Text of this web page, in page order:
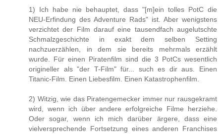
1) Ich habe nie behauptet, dass "[m]ein tolles PotC die
NEU-Erfindung des Adventure Rads" ist. Aber wenigstens
verzichtet der Film darauf eine tausendfach augelutschte
Schmalzgeschichte in exakt dem selben Setting
nachzuerzählen, in dem sie bereits mehrmals erzählt
wurde. Für einen Piratenfilm sind die 3 PotCs wesentlich
origineller als "der T-Film" für... such es dir aus. Einen
Titanic-Film. Einen Liebesfilm. Einen Katastrophenfilm.
2) Witzig, wie das Piratengemecker immer nur rausgekramt
wird, wenn ich über andere erfolgreiche Filme herziehe.
Oder sogar, wenn ich mich darüber ärgere, dass eine
vielversprechende Fortsetzung eines anderen Franchises